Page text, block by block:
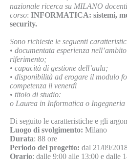
nazionale ricerca su MILANO
corso: INFORMATICA: sistemi,
security.
Sono richieste le seguenti
• documentata esperienza
riferimento;
• capacità di gestione dell’aula;
• disponibilità ad erogare il modulo
competenza il venerdì
• titolo di studio:
o Laurea in Informatica o
Di seguito le caratteristiche e gli
Luogo di svolgimento: Milano
Durata: 88 ore
Periodo del progetto: dal 21/09/
Orario: dalle 9:00 alle 13:00 e dalle